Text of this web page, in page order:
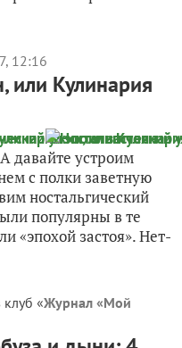
12:16
или Кулинария
давайте устроим
с полки заветную
ностальгический
популярны в те
«эпохой застоя». Нет-
клуб «Журнал «Мой